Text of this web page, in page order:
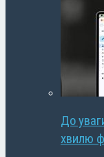
До
хвилю